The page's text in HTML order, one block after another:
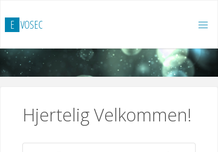
to
content
E VOSEC
Hjertelig Velkommen!